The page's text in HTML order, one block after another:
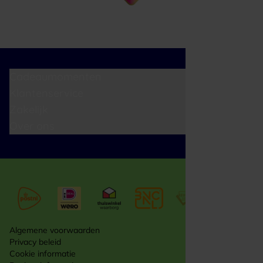
Algemene voorwaarden
Privacy beleid
Cookie informatie